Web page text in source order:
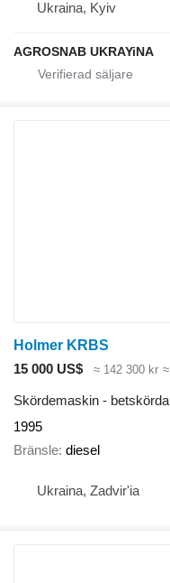
Ukraina, Kyiv
AGROSNAB UKRAYiNA
Holmer KRBS
15 000 US$
≈ 142 300 kr
Skördemaskin -
1995
Bränsle diesel
Ukraina, Zadvir'ia